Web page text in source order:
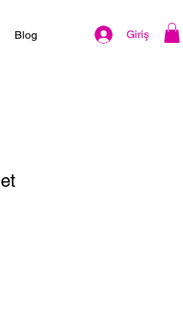
Blog Giriş